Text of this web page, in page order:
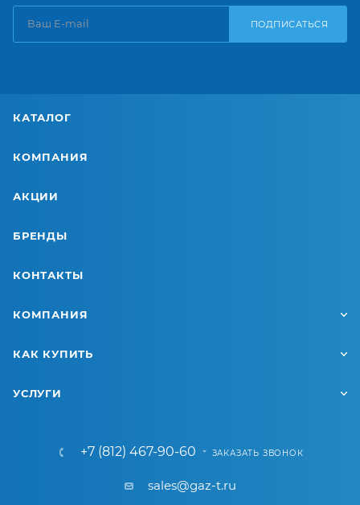
ПОДПИСАТЬСЯ
КАТАЛОГ
КОМПАНИЯ
АКЦИИ
БРЕНДЫ
КОНТАКТЫ
КОМПАНИЯ
КАК КУПИТЬ
УСЛУГИ
+7 (812) 467-90-60 ЗАКАЗАТЬ ЗВОНОК
sales@gaz-t.ru